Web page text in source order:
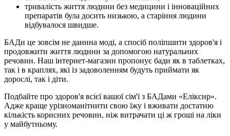
тривалість життя людини без медицини і інноваційних
препаратів була досить низькою, а старіння людини
відбувалося швидше.
БАДи це зовсім не данина моді, а спосіб поліпшити здоров'я і
продовжити життя людини за допомогою натуральних
речовин. Наш інтернет-магазин пропонує бади як в таблетках,
так і в краплях, які із задоволенням будуть приймати як
дорослі, так і діти.
Подбайте про здоров'я всієї вашої сім'ї з БАДами «Еліксир».
Адже краще урізноманітнити свою їжу і вживати достатню
кількість корисних речовин, ніж витрачати ці ж гроші на ліки
у майбутньому.